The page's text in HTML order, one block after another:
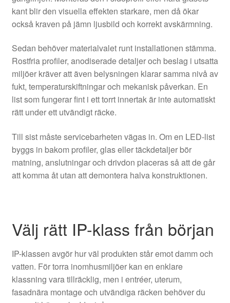
kant blir den visuella effekten starkare, men då ökar
också kraven på jämn ljusbild och korrekt avskärmning.
Sedan behöver materialvalet runt installationen stämma.
Rostfria profiler, anodiserade detaljer och beslag i utsatta
miljöer kräver att även belysningen klarar samma nivå av
fukt, temperaturskiftningar och mekanisk påverkan. En
list som fungerar fint i ett torrt innertak är inte automatiskt
rätt under ett utvändigt räcke.
Till sist måste servicebarheten vägas in. Om en LED-list
byggs in bakom profiler, glas eller täckdetaljer bör
matning, anslutningar och drivdon placeras så att de går
att komma åt utan att demontera halva konstruktionen.
Välj rätt IP-klass från början
IP-klassen avgör hur väl produkten står emot damm och
vatten. För torra inomhusmiljöer kan en enklare
klassning vara tillräcklig, men i entréer, uterum,
fasadnära montage och utvändiga räcken behöver du